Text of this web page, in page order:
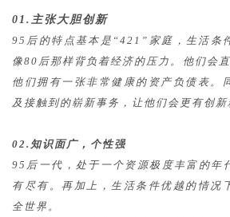
01. 主张大胆创新
95后的特点基本是“421”家庭，生活条
像80后那样背负着经济的压力。他们会
他们拥有一张非常健康的资产负债表。
及接触到的崭新事务，让他们会更有创新
02. 知识面广，个性强
95后一代，处于一个资源极度丰富的年
有尽有。再加上，生活条件优越的情况
全世界。